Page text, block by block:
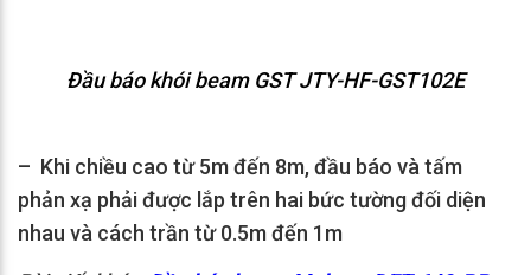
Đầu báo khói beam GST JTY-HF-GST102E
– Khi chiều cao từ 5m đến 8m, đầu báo và tấm
phản xạ phải được lắp trên hai bức tường đối diện
nhau và cách trần từ 0.5m đến 1m